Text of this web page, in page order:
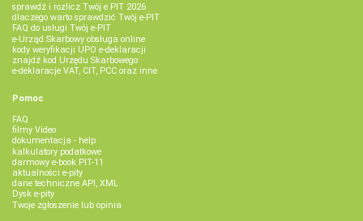
sprawdź i rozlicz Twój e PIT 2026
dlaczego warto sprawdzić Twój e-PIT
FAQ do usługi Twój e-PIT
e-Urząd Skarbowy obsługa online
kody weryfikacji UPO e-deklaracji
znajdź kod Urzędu Skarbowego
e-deklaracje VAT, CIT, PCC oraz inne
Pomoc
FAQ
filmy Video
dokumentacja - help
kalkulatory podatkowe
darmowy e-book PIT-11
aktualności e-pity
dane techniczne API, XML
Dysk e-pity
Twoje zgłoszenie lub opinia